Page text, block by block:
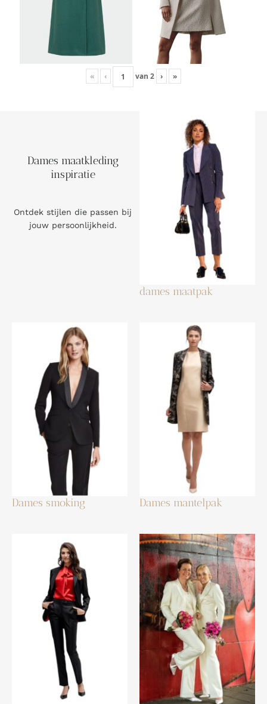
« ‹ van 2 › »
Dames maatkleding
inspiratie
Ontdek stijlen die passen bij
jouw persoonlijkheid.
dames maatpak
Dames smoking Dames mantelpak